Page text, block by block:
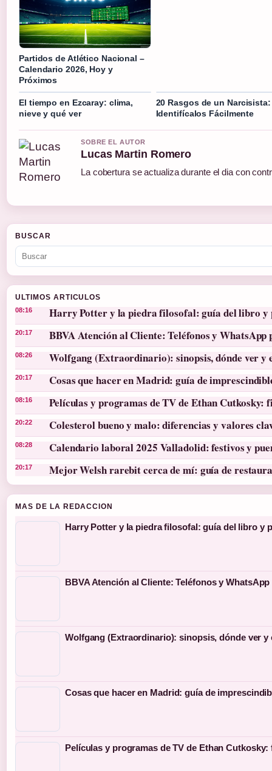
Partidos de Atlético Nacional –
Calendario 2026, Hoy y
Próximos
El tiempo en Ezcaray: clima,
nieve y qué ver
20 Rasgos de un Narcisista:
Identifícalos Fácilmente
SOBRE EL AUTOR
Lucas Martin Romero
La cobertura se actualiza durante el dia con
BUSCAR
ULTIMOS ARTICULOS
08:16 Harry Potter y la piedra filosofal: guía del libro y
20:17 BBVA Atención al Cliente: Teléfonos y WhatsApp
08:26 Wolfgang (Extraordinario): sinopsis, dónde ver y
20:17 Cosas que hacer en Madrid: guía de
08:16 Películas y programas de TV de Ethan
20:22 Colesterol bueno y malo: diferencias y valores
08:28 Calendario laboral 2025 Valladolid: festivos y
20:17 Mejor Welsh rarebit cerca de mí: guía de
MAS DE LA REDACCION
Harry Potter y la piedra filosofal: guía del libro y
BBVA Atención al Cliente: Teléfonos y
Wolfgang (Extraordinario): sinopsis, dónde ver y
Cosas que hacer en Madrid: guía de
Películas y programas de TV de Ethan